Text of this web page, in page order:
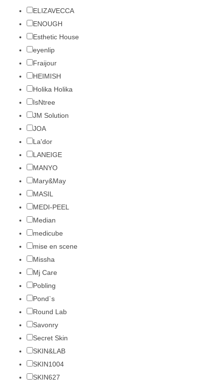
ELIZAVECCA
ENOUGH
Esthetic House
eyenlip
Fraijour
HEIMISH
Holika Holika
IsNtree
JM Solution
JOA
La'dor
LANEIGE
MANYO
Mary&May
MASIL
MEDI-PEEL
Median
medicube
mise en scene
Missha
Mj Care
Pobling
Pond`s
Round Lab
Savonry
Secret Skin
SKIN&LAB
SKIN1004
SKIN627